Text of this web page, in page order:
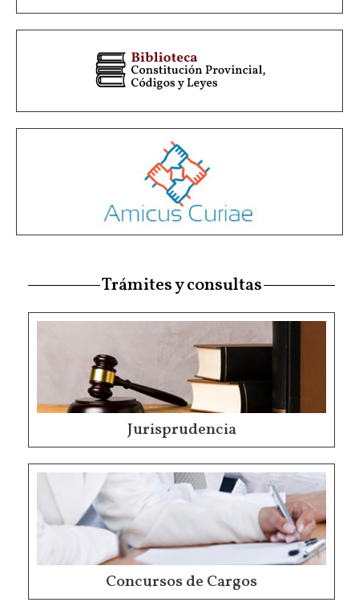
Trámites y consultas
Jurisprudencia
Concursos de Cargos